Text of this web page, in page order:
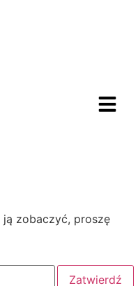
ją zobaczyć, proszę